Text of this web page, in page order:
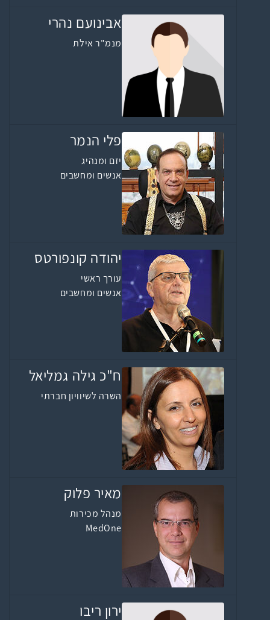
אבינועם נהרי
מנמ"ר אילת
פלי הנמר
יזם ומנהיג
אנשים ומחשבים
יהודה קונפורטס
עורך ראשי
אנשים ומחשבים
ח"כ גילה גמליאל
השרה לשיוויון חברתי
מאיר פלוק
מנהל מכירות
MedOne
ירון ריבו